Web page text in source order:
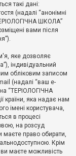
такі дані:
(надалі “анонімні
ШКОЛА”
вами після
яке дозволяє
індивідуальний
обліковим записом
(надалі “ваш e-
“ТЕРІОЛОГІЧНА
країни, яка надає нам
імені користувача,
в процесі
на розсуд
право обирати,
Крім
маєте можливість